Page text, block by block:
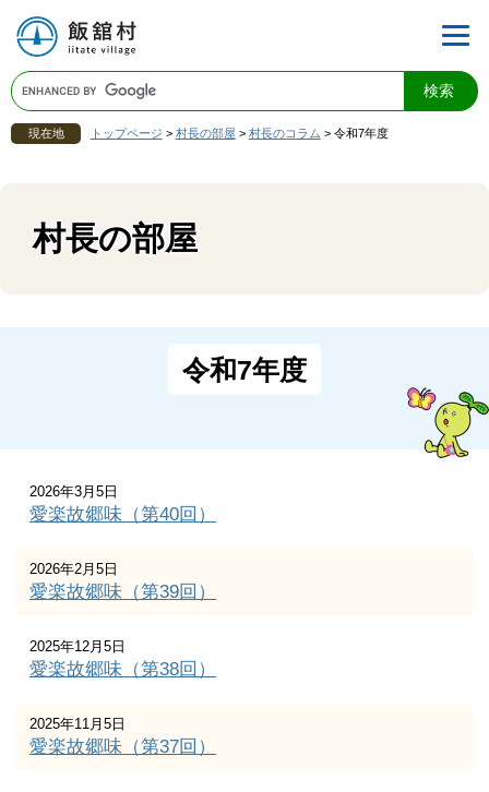
現在地 トップページ > 村長の部屋 > 村長のコラム > 令和7年度
村長の部屋
令和7年度
2026年3月5日
愛楽故郷味（第40回）
2026年2月5日
愛楽故郷味（第39回）
2025年12月5日
愛楽故郷味（第38回）
2025年11月5日
愛楽故郷味（第37回）